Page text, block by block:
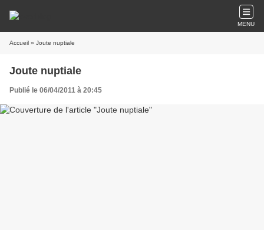
MENU
Accueil » Joute nuptiale
Joute nuptiale
Publié le 06/04/2011 à 20:45